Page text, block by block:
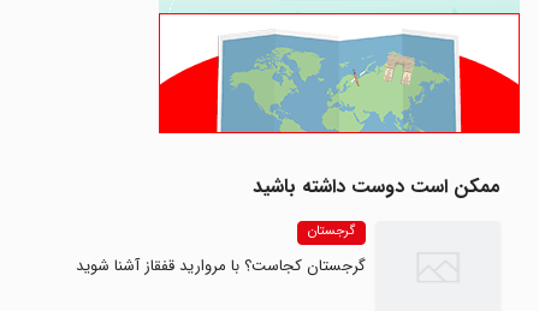
ممکن است دوست داشته باشید
گرجستان
گرجستان کجاست؟ با مروارید قفقاز آشنا شوید